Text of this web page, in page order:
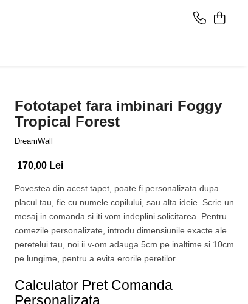
Fototapet fara imbinari Foggy
Tropical Forest
DreamWall
170,00 Lei
Povestea din acest tapet, poate fi personalizata dupa
placul tau, fie cu numele copilului, sau alta ideie. Scrie un
mesaj in comanda si iti vom indeplini solicitarea. Pentru
comezile personalizate, introdu dimensiunile exacte ale
peretelui tau, noi ii v-om adauga 5cm pe inaltime si 10cm
pe lungime, pentru a evita erorile peretilor.
Calculator Pret Comanda
Personalizata